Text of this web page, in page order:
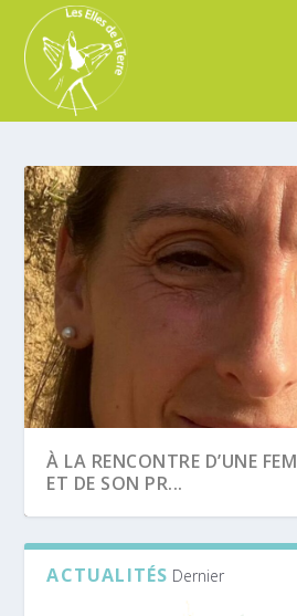
À LA RENCONTRE D’UNE
ET DE SON PR...
ACTUALITÉS Dernier